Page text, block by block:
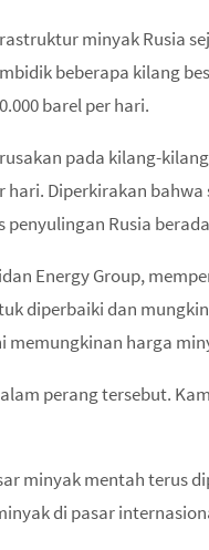
minyak Rusia
beberapa kilang
barel per hari.
pada kilang-
hari. Diperkirakan
Rusia
Energy Group,
diperbaiki dan
memungkinan harga
perang tersebut.
minyak mentah terus
di pasar